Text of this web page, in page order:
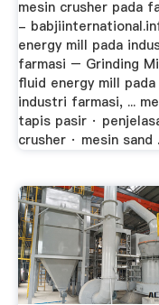
mesin crusher pada
-
energy mill pada
farmasi – Grinding
fluid energy mill pada
industri farmasi, ...
tapis pasir ·
crusher · mesin sand